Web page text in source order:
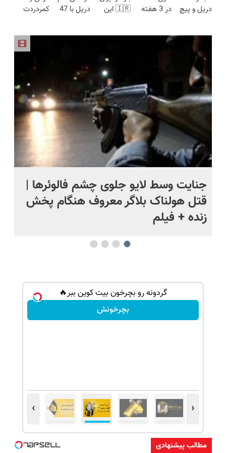
محدود)
قیمت بازار
دریل و پیچ
نصف قیمت
بخر!😉
در 3 هفته
🇮🇷 این
دریل با 47
کمردردت
پرسشنامه و
دریافت راه
جنایت وسط لایو جلوی چشم فالوئرها |
قتل هولناک بلاگر معروف هنگام پخش
زنده + فیلم
گردونه رو بچرخون بیت کوین ببر🔥
بچرخونش
‹
›
مطالب پیشنهادی